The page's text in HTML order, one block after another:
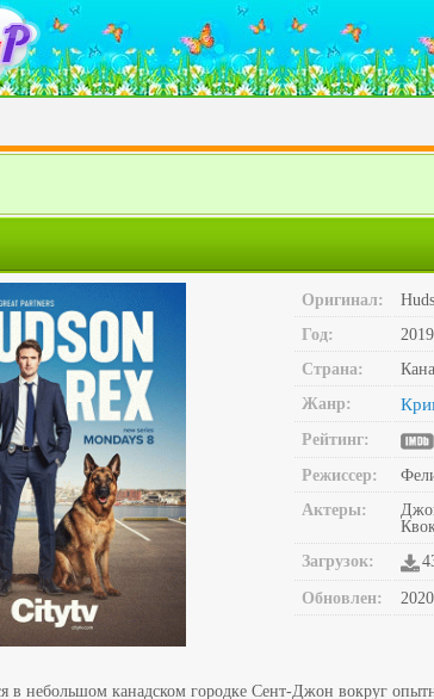
Оригинал:
Год:
2019
Страна:
Жанр:
Рейтинг:
Режиссер:
Актеры:
Загрузок:
Обновлен:
в небольшом канадском городке Сент-Джон вокруг